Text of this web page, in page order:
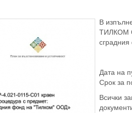
В
ТИЛКОМ
Дата на
Срок за
Всички